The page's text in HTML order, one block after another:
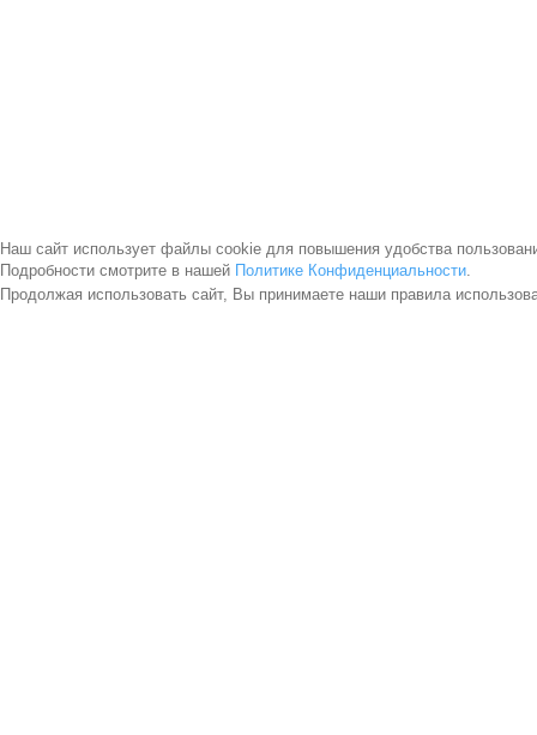
Наш сайт использует файлы cookie для повышения удобства
Подробности смотрите в нашей Политике Конфиденциальности.
Продолжая использовать сайт, Вы принимаете наши правила